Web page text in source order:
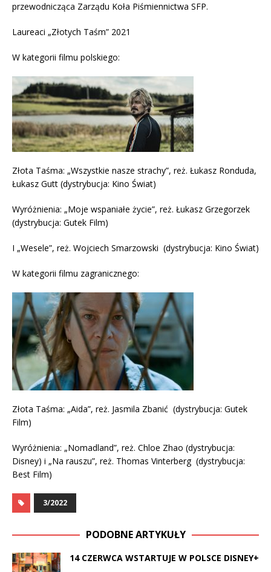
przewodnicząca Zarządu Koła Piśmiennictwa SFP.
Laureaci „Złotych Taśm” 2021
W kategorii filmu polskiego:
Złota Taśma: „Wszystkie nasze strachy”, reż. Łukasz Ronduda,
Łukasz Gutt (dystrybucja: Kino Świat)
Wyróżnienia: „Moje wspaniałe życie”, reż. Łukasz Grzegorzek
(dystrybucja: Gutek Film)
I „Wesele”, reż. Wojciech Smarzowski (dystrybucja: Kino Świat)
W kategorii filmu zagranicznego:
Złota Taśma: „Aida”, reż. Jasmila Zbanić (dystrybucja: Gutek
Film)
Wyróżnienia: „Nomadland”, reż. Chloe Zhao (dystrybucja:
Disney) i „Na rauszu”, reż. Thomas Vinterberg (dystrybucja:
Best Film)
3/2022
PODOBNE ARTYKUŁY
14 CZERWCA WSTARTUJE W POLSCE DISNEY+